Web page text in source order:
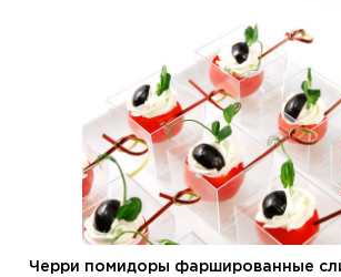
Черри помидоры фаршированные